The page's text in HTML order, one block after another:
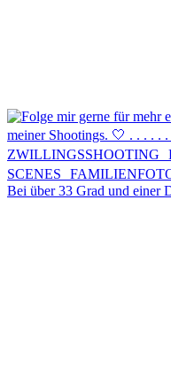
Bei über 33 Grad und einer